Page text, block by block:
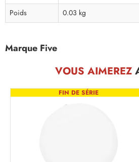
Poids
0.03 kg
Marque Five
VOUS AIMEREZ
FIN DE SÉRIE